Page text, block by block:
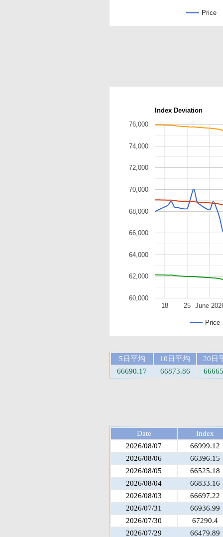
Price
Index Deviation
Price
June
18 25
60,000
62,000
64,000
66,000
68,000
70,000
72,000
74,000
76,000
5日平均 10日平均
20日
66690.17
66873.86
Date
Index
2026/08/07
66999.12
2026/08/06
66396.15
2026/08/05
66525.18
2026/08/04
66833.16
2026/08/03
66697.22
2026/07/31
66936.99
2026/07/30
67290.4
2026/07/29
66479.89